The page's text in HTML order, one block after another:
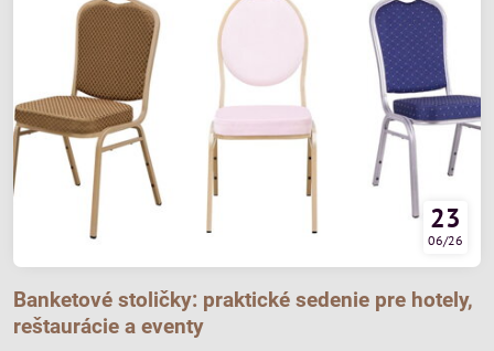
23
06/26
Banketové stoličky: praktické sedenie pre hotely,
reštaurácie a eventy